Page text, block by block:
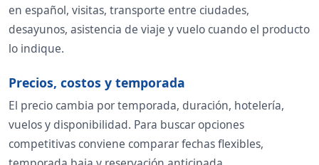
en español, visitas, transporte entre ciudades,
desayunos, asistencia de viaje y vuelo cuando el producto
lo indique.
Precios, costos y temporada
El precio cambia por temporada, duración, hotelería,
vuelos y disponibilidad. Para buscar opciones
competitivas conviene comparar fechas flexibles,